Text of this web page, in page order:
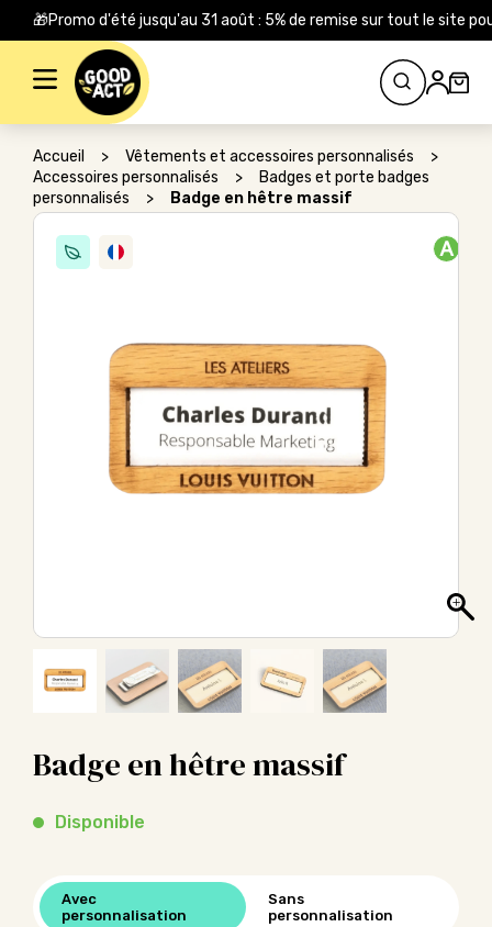
🎁Promo d'été jusqu'au 31 août : 5% de remise sur tout le site
Rechercher :
Accueil > Vêtements et accessoires personnalisés
>
Accessoires personnalisés
>
Badges et porte badges
personnalisés
> Badge en hêtre massif
A
Badge en hêtre massif
Disponible
Avec
personnalisation
Sans
personnalisation